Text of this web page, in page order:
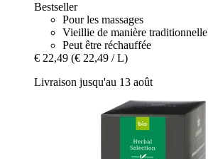
Bestseller
Pour les massages
Vieillie de manière traditionnelle
Peut être réchauffée
€ 22,49 (€ 22,49 / L)
Livraison jusqu'au 13 août